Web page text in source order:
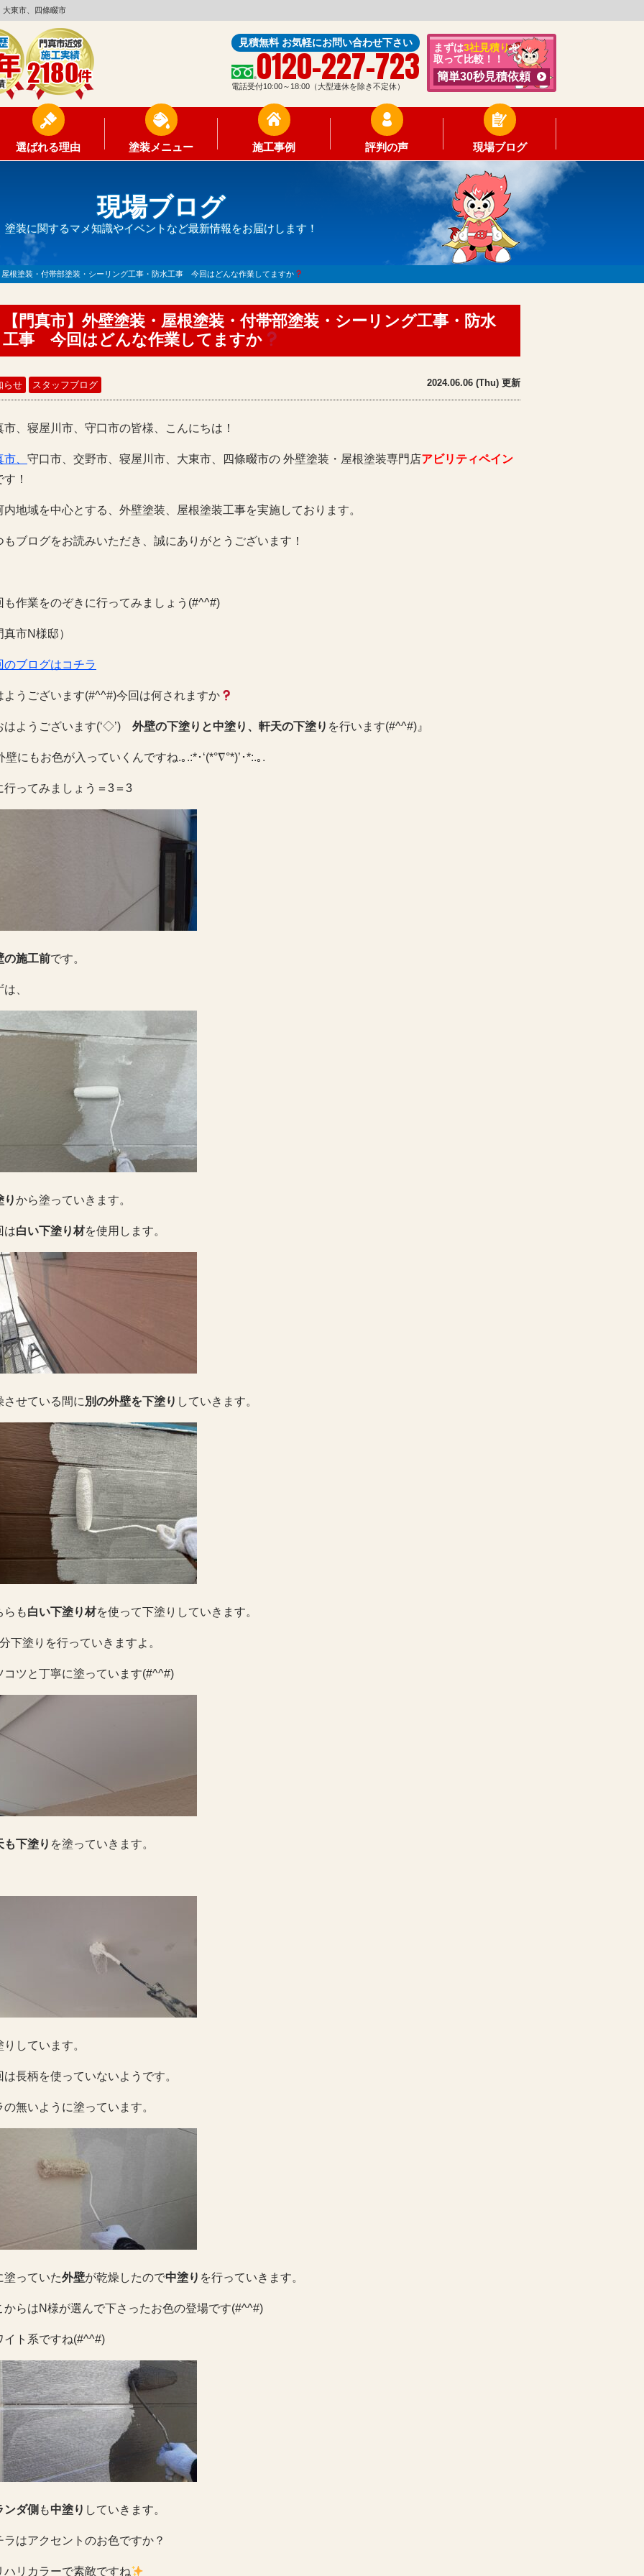
大東市、四條畷市
見積無料 お気軽にお問い合わせ下さい
0120-227-723
電話受付10:00～18:00（大型連休を除き不定休）
まずは3社見積りを
取って比較！！
簡単30秒見積依頼
選ばれる理由 塗装メニュー 施工事例 評判の声 現場ブログ
現場ブログ
塗装に関するマメ知識やイベントなど最新情報をお届けします！
根塗装・付帯部塗装・シーリング工事・防水工事 今回はどんな作業してますか
【門真市】外壁塗装・屋根塗装・付帯部塗装・シーリング工事・防水
工事 今回はどんな作業してますか
らせ スタッフブログ 2024.06.06 (Thu) 更新
市、寝屋川市、守口市の皆様、こんにちは！
、 守口市、交野市、寝屋川市、大東市、四條畷市の 外壁塗装・屋根塗装専門店アビリティペイン
す！
内地域を中心とする、外壁塗装、屋根塗装工事を実施しております。
もブログをお読みいただき、誠にありがとうございます！
も作業をのぞきに行ってみましょう(#^^#)
真市N様邸）
のブログはコチラ
ようございます(#^^#)今回は何されますか
はようございます(‘◇’)ゞ 外壁の下塗りと中塗り、軒天の下塗り を行います(#^^#)』
壁にもお色が入っていくんですね.｡ .:*･ ‘(*°∇°*)’ ･*:.｡ .
行ってみましょう＝3＝3
の施工前です。
、
りから塗っていきます。
は白い下塗り材を使用します。
させている間に 別の外壁を下塗り していきます。
らも白い下塗り材を使って下塗りしていきます。
下塗りを行っていきますよ。
コツと丁寧に塗っています(#^^#)
も下塗り を塗っていきます。
りしています。
は長柄を使っていないようです。
の無いように塗っています。
塗っていた外壁が乾燥したので中塗り を行っていきます。
からはN様が選んで下さったお色の登場です(#^^#)
イト系ですね(#^^#)
ンダ側 も中塗り していきます。
ラはアクセントのお色ですか？
ハリカラーで素敵ですね